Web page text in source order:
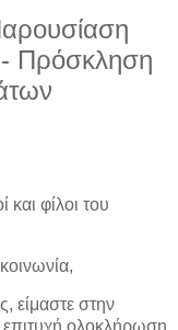
Πρόσκληση
και φίλοι του
είμαστε στην